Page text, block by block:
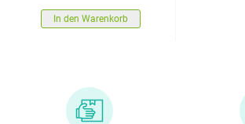
In den Warenkorb